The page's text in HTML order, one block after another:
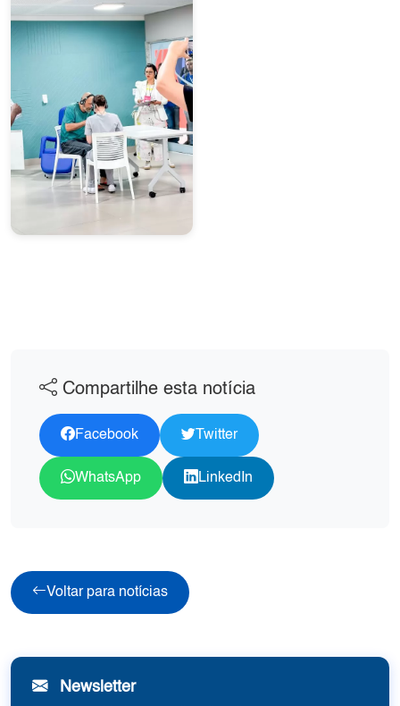
Compartilhe esta notícia
Facebook Twitter
WhatsApp LinkedIn
Voltar para notícias
Newsletter